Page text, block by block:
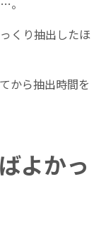
。
くり抽出したほ
から抽出時間を
よかっ